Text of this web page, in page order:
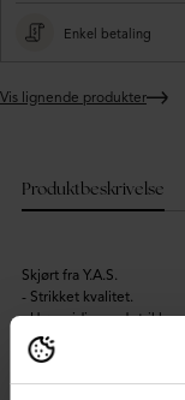
Enkel betaling
Vis lignende produkter
handlekurven
Produktbeskrivelse
Skjørt fra Y.A.S.
- Strikket kvalitet.
- Høy midje med strikk.
- Lengde fra midtryggen:
- LENZING™
kommer fra sertifiserte